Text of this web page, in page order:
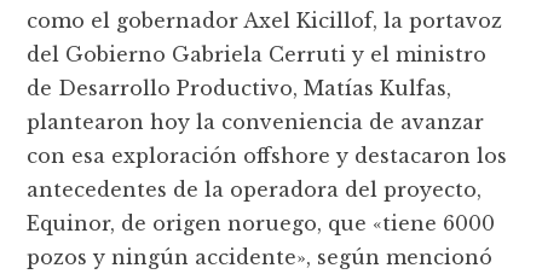
como el gobernador Axel Kicillof, la portavoz
del Gobierno Gabriela Cerruti y el ministro
de Desarrollo Productivo, Matías Kulfas,
plantearon hoy la conveniencia de avanzar
con esa exploración offshore y destacaron los
antecedentes de la operadora del proyecto,
Equinor, de origen noruego, que «tiene 6000
pozos y ningún accidente», según mencionó